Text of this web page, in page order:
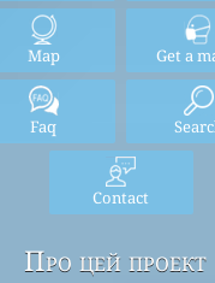
Map Get a
Faq
Contact
Про цей проект